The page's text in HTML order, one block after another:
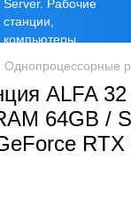
Однопроцессорные
ALFA
64GB /
RTX